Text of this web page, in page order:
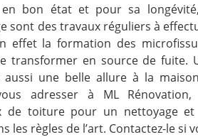
bon état et pour sa
sont des travaux réguliers à
effet la formation des
transformer en source de fuite.
une belle allure à la
adresser à ML Rénovation,
de toiture pour un nettoyage
les règles de l’art. Contactez-le si